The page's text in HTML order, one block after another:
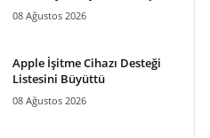
08 Ağustos 2026
Apple İşitme Cihazı Desteği
Listesini Büyüttü
08 Ağustos 2026